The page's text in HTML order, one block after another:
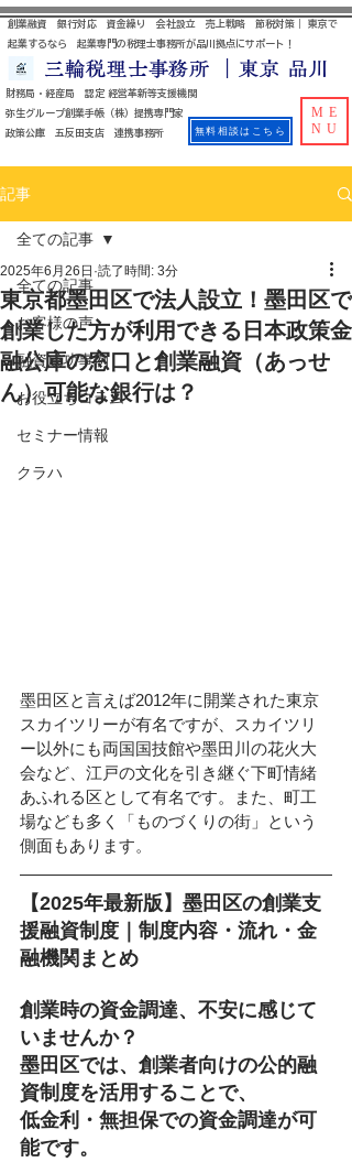
財務局・経産局 認定 経営革新等支援機関
​ 弥生グループ創業手帳（株）提携専門家
政策公庫 五反田支店 連携事務所
創業融資 銀行対応 資金繰り 会社設立 売上戦略 節税対策｜ 東京で
起業するなら 起業専門の税理士事務所が品川拠点にサポート！
三輪税理士事務所 ｜東京 品川
無料相談はこちら
ME
NU
記事
全ての記事
お客様の声
融資成功事例
お役立ちコラム
セミナー情報
クラハ
全ての記事
東京都墨田区で法人設立！墨田区で
創業した方が利用できる日本政策金
融公庫の窓口と創業融資（あっせ
ん）可能な銀行は？
2025年6月26日 読了時間: 3分
墨田区と言えば2012年に開業された東京
スカイツリーが有名ですが、スカイツリ
ー以外にも両国国技館や墨田川の花火大
会など、江戸の文化を引き継ぐ下町情緒
あふれる区として有名です。また、町工
場なども多く「ものづくりの街」という
側面もあります。
【2025年最新版】墨田区の創業支
援融資制度｜制度内容・流れ・金
融機関まとめ
創業時の資金調達、不安に感じて
いませんか？
墨田区では、創業者向けの公的融
資制度を活用することで、
低金利・無担保での資金調達が可
能です。